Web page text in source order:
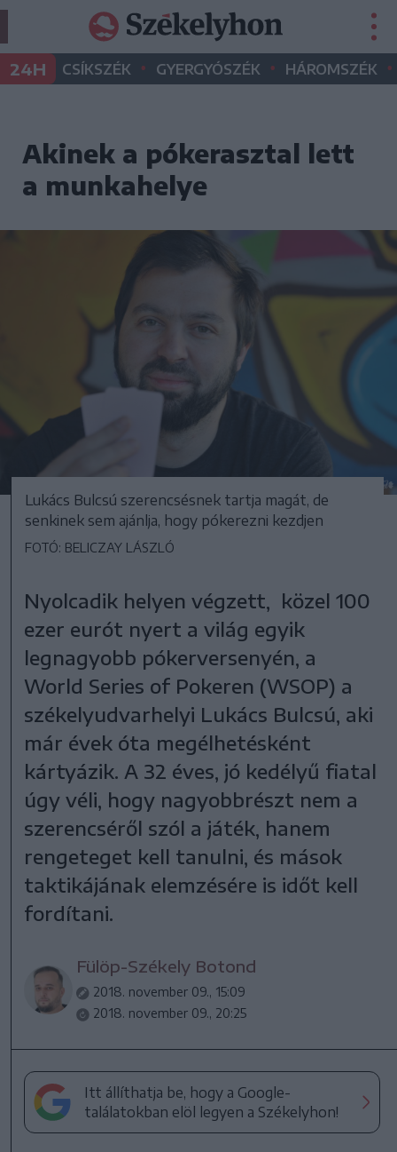
24H CSÍKSZÉK • GYERGYÓSZÉK • HÁROMSZÉK •
Akinek a pókerasztal lett
a munkahelye
Lukács Bulcsú szerencsésnek tartja magát, de
senkinek sem ajánlja, hogy pókerezni kezdjen
FOTÓ: BELICZAY LÁSZLÓ
Nyolcadik helyen végzett, közel 100
ezer eurót nyert a világ egyik
legnagyobb pókerversenyén, a
World Series of Pokeren (WSOP) a
székelyudvarhelyi Lukács Bulcsú, aki
már évek óta megélhetésként
kártyázik. A 32 éves, jó kedélyű fiatal
úgy véli, hogy nagyobbrészt nem a
szerencséről szól a játék, hanem
rengeteget kell tanulni, és mások
taktikájának elemzésére is időt kell
fordítani.
Fülöp-Székely Botond
2018. november 09., 15:09
2018. november 09., 20:25
Itt állíthatja be, hogy a Google-
találatokban elöl legyen a Székelyhon!